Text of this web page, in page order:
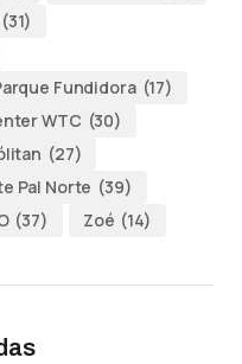
(31)
Fundidora (17)
WTC (30)
(27)
Pal Norte (39)
(37) Zoé (14)